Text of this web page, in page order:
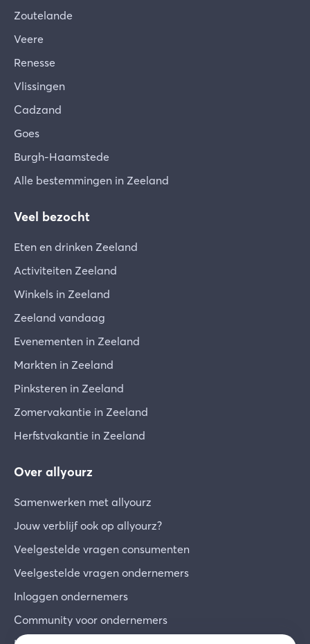
Zoutelande
Veere
Renesse
Vlissingen
Cadzand
Goes
Burgh-Haamstede
Alle bestemmingen in Zeeland
Veel bezocht
Eten en drinken Zeeland
Activiteiten Zeeland
Winkels in Zeeland
Zeeland vandaag
Evenementen in Zeeland
Markten in Zeeland
Pinksteren in Zeeland
Zomervakantie in Zeeland
Herfstvakantie in Zeeland
Over allyourz
Samenwerken met allyourz
Jouw verblijf ook op allyourz?
Veelgestelde vragen consumenten
Veelgestelde vragen ondernemers
Inloggen ondernemers
Community voor ondernemers